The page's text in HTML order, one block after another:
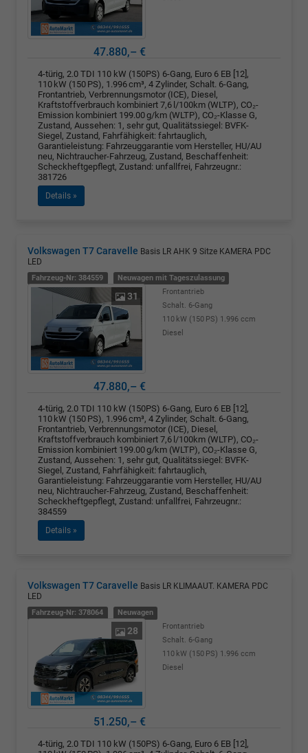
47.880,– €
4-türig, 2.0 TDI 110 kW (150PS) 6-Gang, Euro 6 EB [12],
110 kW (150 PS), 1.996 cm³, 4 Zylinder, Schalt. 6-Gang,
Frontantrieb, Verbrennungsmotor (ICE), Diesel,
Kraftstoffverbrauch kombiniert 7,6 l/100km (WLTP), CO₂-
Emission kombiniert 199.00 g/km (WLTP), CO₂-Klasse G,
Zustand, Aussehen: 1, sehr gut, Qualitätssiegel: BVFK-
Siegel, Zustand, Fahrfähigkeit: fahrtauglich,
Garantieleistung: Fahrzeuggarantie vom Hersteller, HU/AU
neu, Nichtraucher-Fahrzeug, Zustand, Beschaffenheit:
Scheckheftgepflegt, Zustand: unfallfrei, Fahrzeugnr.:
381726
Details »
Volkswagen T7 Caravelle Basis LR AHK 9 Sitze KAMERA PDC
LED
Fahrzeug-Nr: 384559 Neuwagen mit Tageszulassung
31
Frontantrieb
Schalt. 6-Gang
110 kW (150 PS) 1.996 ccm
Diesel
47.880,– €
4-türig, 2.0 TDI 110 kW (150PS) 6-Gang, Euro 6 EB [12],
110 kW (150 PS), 1.996 cm³, 4 Zylinder, Schalt. 6-Gang,
Frontantrieb, Verbrennungsmotor (ICE), Diesel,
Kraftstoffverbrauch kombiniert 7,6 l/100km (WLTP), CO₂-
Emission kombiniert 199.00 g/km (WLTP), CO₂-Klasse G,
Zustand, Aussehen: 1, sehr gut, Qualitätssiegel: BVFK-
Siegel, Zustand, Fahrfähigkeit: fahrtauglich,
Garantieleistung: Fahrzeuggarantie vom Hersteller, HU/AU
neu, Nichtraucher-Fahrzeug, Zustand, Beschaffenheit:
Scheckheftgepflegt, Zustand: unfallfrei, Fahrzeugnr.:
384559
Details »
Volkswagen T7 Caravelle Basis LR KLIMAAUT. KAMERA PDC
LED
Fahrzeug-Nr: 378064 Neuwagen
28
Frontantrieb
Schalt. 6-Gang
110 kW (150 PS) 1.996 ccm
Diesel
51.250,– €
4-türig, 2.0 TDI 110 kW (150PS) 6-Gang, Euro 6 EB [12],